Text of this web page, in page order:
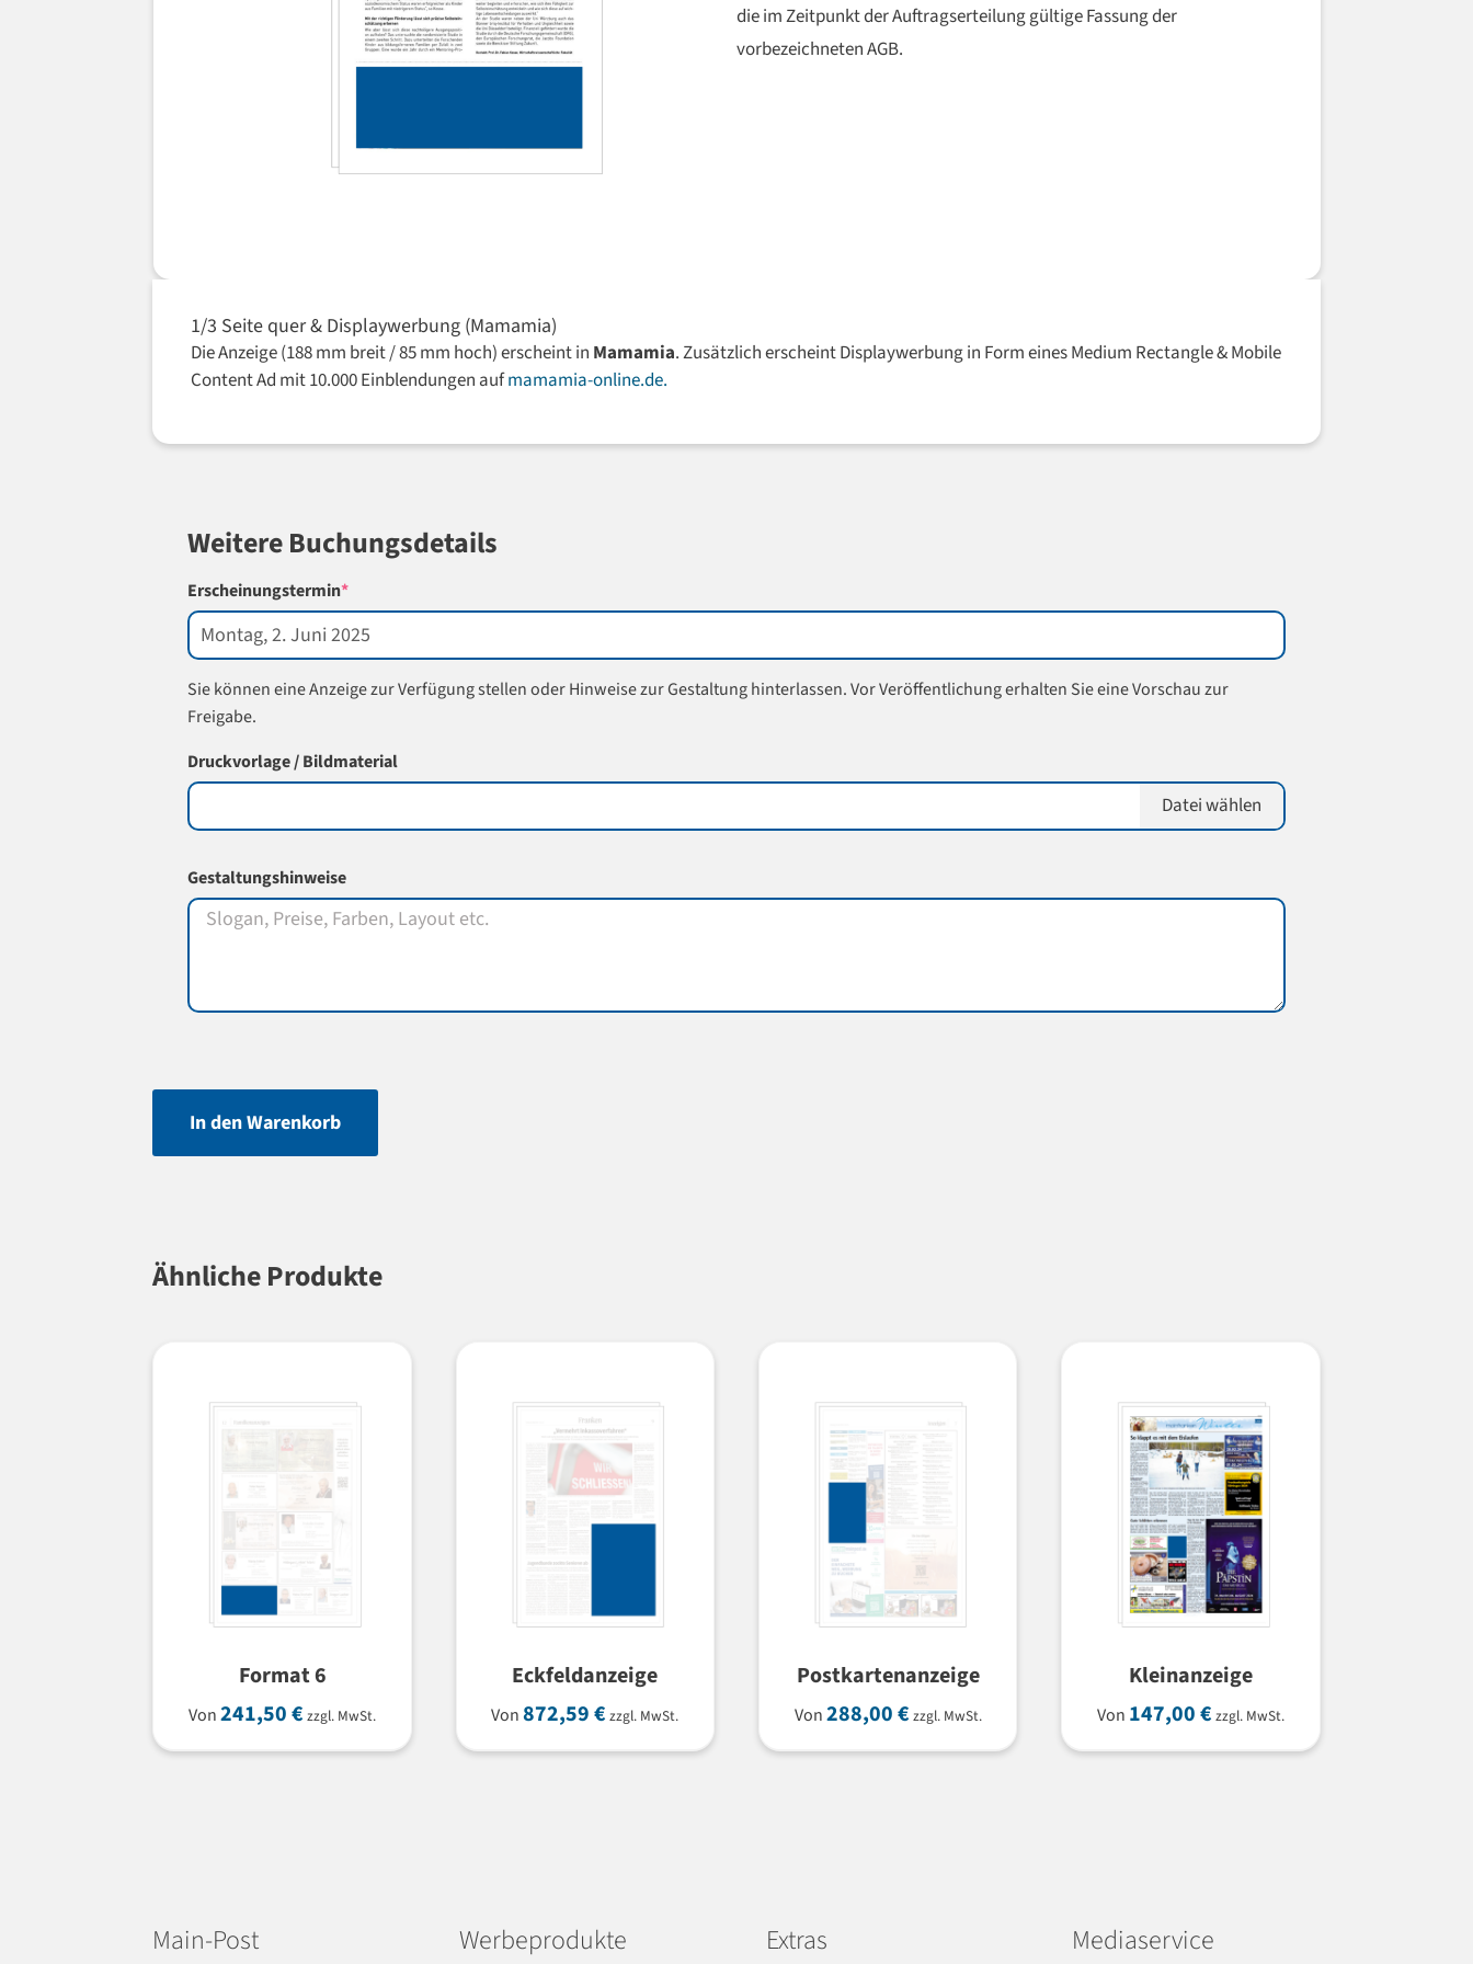
die im Zeitpunkt der Auftragserteilung gültige Fassung der
vorbezeichneten AGB.
1/3 Seite quer & Displaywerbung (Mamamia)
Die Anzeige (188 mm breit / 85 mm hoch) erscheint in Mamamia. Zusätzlich erscheint Displaywerbung in Form eines Medium Rectangle & Mobile
Content Ad mit 10.000 Einblendungen aufmamamia-online.de.
Weitere Buchungsdetails
Erscheinungstermin*(required)
Sie können eine Anzeige zur Verfügung stellen oder Hinweise zur Gestaltung hinterlassen. Vor Veröffentlichung erhalten Sie eine Vorschau zur
Freigabe.
Druckvorlage / Bildmaterial
Datei wählen
Gestaltungshinweise
In den Warenkorb
Ähnliche Produkte
Format 6
Von241,50€ zzgl. MwSt.
Eckfeldanzeige
Von872,59€ zzgl. MwSt.
Postkartenanzeige
Von288,00€ zzgl. MwSt.
Kleinanzeige
Von 147,00€ zzgl. MwSt.
Main-Post Werbeprodukte Extras Mediaservice